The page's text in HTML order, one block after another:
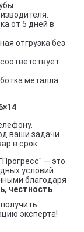
от 5 дней в
отгрузка без
металла
ваши задачи.
в срок.
— это
условий.
благодаря
честность
эксперта!